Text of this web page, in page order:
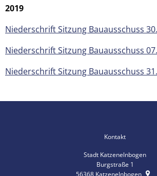
2019
Niederschrift Sitzung Bauausschuss
Niederschrift Sitzung Bauausschuss
Niederschrift Sitzung Bauausschuss
Kontakt
Stadt Katzenelnbogen
Burgstraße 1
56368 Katzenelnbogen